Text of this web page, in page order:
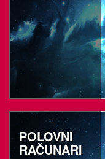
POLOVNI
RAČUNARI